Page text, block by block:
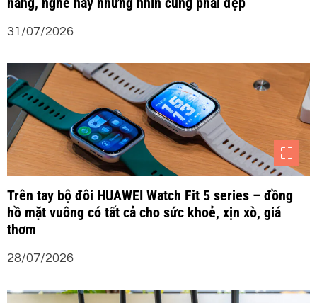
31/07/2026
Trên tay bộ đôi HUAWEI Watch Fit 5 series – đồng
hồ mặt vuông có tất cả cho sức khoẻ, xịn xò, giá
thơm
28/07/2026